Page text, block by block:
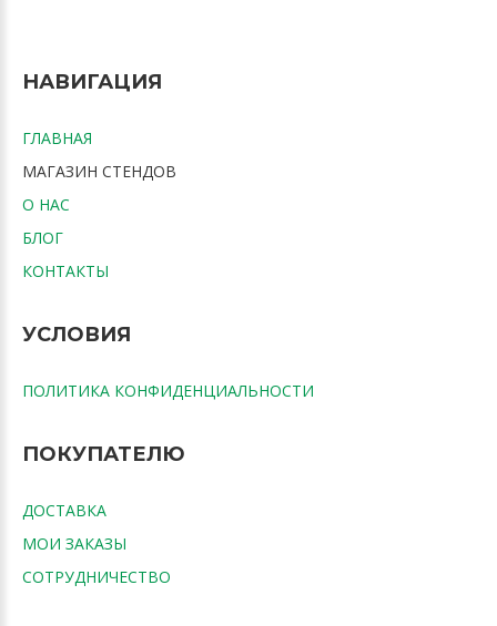
НАВИГАЦИЯ
ГЛАВНАЯ
МАГАЗИН СТЕНДОВ
О НАС
БЛОГ
КОНТАКТЫ
УСЛОВИЯ
ПОЛИТИКА КОНФИДЕНЦИАЛЬНОСТИ
ПОКУПАТЕЛЮ
ДОСТАВКА
МОИ ЗАКАЗЫ
СОТРУДНИЧЕСТВО